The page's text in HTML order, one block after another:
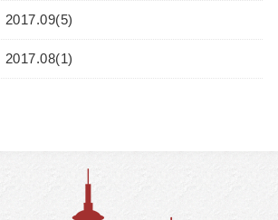
2017.09(5)
2017.08(1)